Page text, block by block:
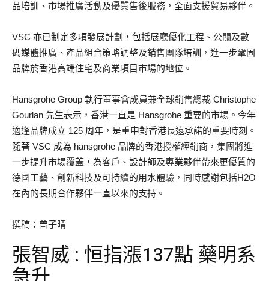
品培訓、市場推廣活動及優質售後服務，全面支援貿易夥伴。
VSC 亦已制定多項發展計劃，包括展廳優化工程、公關及數
碼媒體推廣、產品組合策略調整及銷售團隊培訓，進一步鞏固
品牌於香港高端住宅及商業項目市場的地位。
Hansgrohe Group 執行董事會成員兼全球銷售總裁 Christophe
Gourlan 先生表示，香港一直是 Hansgrohe 重要的市場。今年
適逢品牌成立 125 周年，是重申對香港長遠承諾的重要時刻。
隨著 VSC 成為 hansgrohe 品牌的香港授權經銷商，集團將進
一步提升市場覆蓋，為客戶、設計師及專業夥伴帶來更優質的
德國工藝、創新科技及可持續的用水體驗，同時感謝包括H2O
在內的長期合作夥伴一直以來的支持。
撰稿：曾子晴
張智威 : 恒指漲137點 藥明系
急升